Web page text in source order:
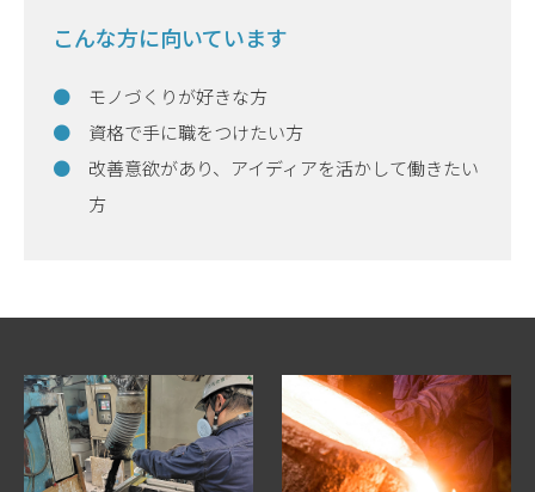
こんな方に向いています
モノづくりが好きな方
資格で手に職をつけたい方
改善意欲があり、アイディアを活かして働きたい
方